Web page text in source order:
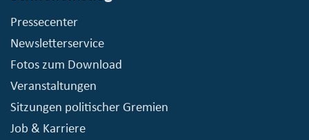
Pressecenter
Newsletterservice
Fotos zum Download
Veranstaltungen
Sitzungen politischer Gremien
Job & Karriere